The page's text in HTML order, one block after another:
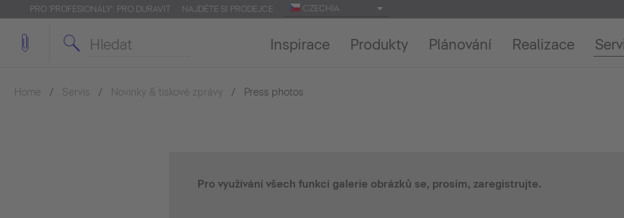
PRO 'PROFESIONÁLY': PRO.DURAVIT NAJDĚTE SI PRODEJCE CZECHIA
Inspirace Produkty Plánování Realizace
Home Servis Novinky & tiskové zprávy Press photos
Pro využívání všech funkcí galerie obrázků se, prosím, zaregistrujte.